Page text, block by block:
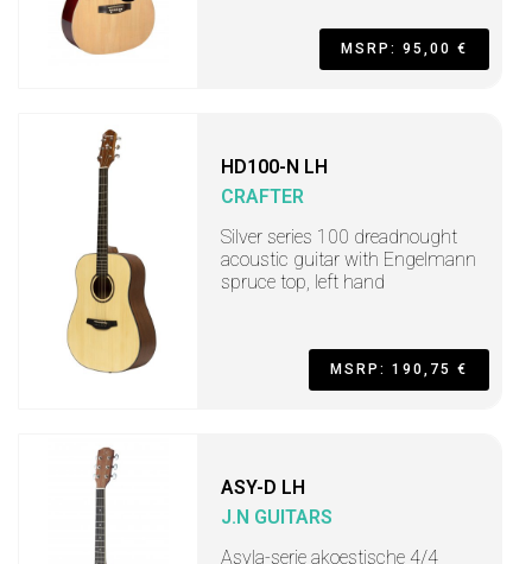
MSRP: 95,00 €
HD100-N LH
CRAFTER
Silver series 100 dreadnought
acoustic guitar with Engelmann
spruce top, left hand
MSRP: 190,75 €
ASY-D LH
J.N GUITARS
Asyla-serie akoestische 4/4